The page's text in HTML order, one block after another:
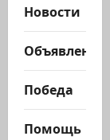
Новости
Объявления
Победа
Помощь